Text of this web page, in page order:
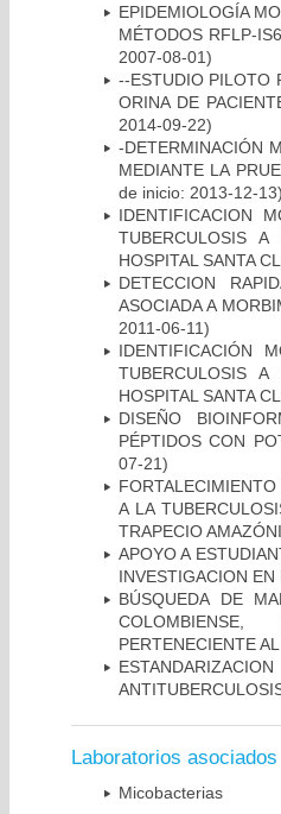
EPIDEMIOLOGÍA
MÉTODOS RFLP-
2007-08-01)
--ESTUDIO PILOTO
ORINA DE
2014-09-22)
-DETERMINACIÓN
MEDIANTE LA
de inicio: 2013-12-13)
IDENTIFICACION
TUBERCULOSIS A
HOSPITAL SANTA
DETECCION
ASOCIADA A
2011-06-11)
IDENTIFICACIÓN
TUBERCULOSIS
HOSPITAL SANTA
DISEÑO
PÉPTIDOS CON
07-21)
A LA
TRAPECIO
APOYO A
INVESTIGACION EN
BÚSQUEDA DE
COLOMBIENSE,
PERTENECIENTE
Laboratorios asociados
Micobacterias